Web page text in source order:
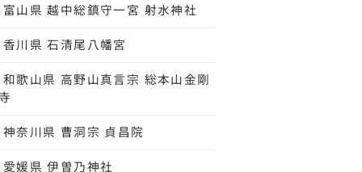
富山県 越中総鎮守一宮 射水神社
香川県 石清尾八幡宮
和歌山県 高野山真言宗 総本山金剛
神奈川県 曹洞宗 貞昌院
愛媛県 伊曽乃神社